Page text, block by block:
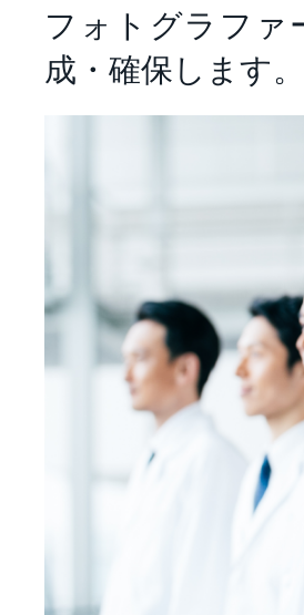
フォトグラファ
成・確保します。